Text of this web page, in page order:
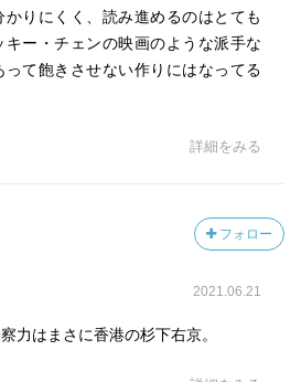
かりにくく、読み進めるのはとても
キー・チェンの映画のような派手な
って飽きさせない作りにはなってる
詳細をみる
フォロー
2021.06.21
力はまさに香港の杉下右京。